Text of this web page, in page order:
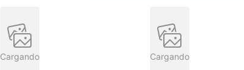
Cargando Cargando